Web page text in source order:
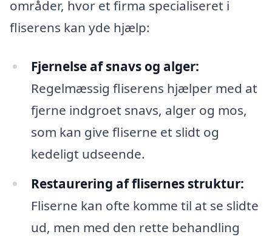
områder, hvor et firma specialiseret i
fliserens kan yde hjælp:
Fjernelse af snavs og alger:
Regelmæssig fliserens hjælper med at
fjerne indgroet snavs, alger og mos,
som kan give fliserne et slidt og
kedeligt udseende.
Restaurering af flisernes struktur:
Fliserne kan ofte komme til at se slidte
ud, men med den rette behandling